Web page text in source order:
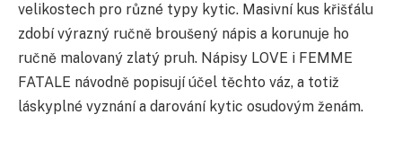
velikostech pro různé typy kytic. Masivní kus křišťálu
zdobí výrazný ručně broušený nápis a korunuje ho
ručně malovaný zlatý pruh. Nápisy LOVE i FEMME
FATALE návodně popisují účel těchto váz, a totiž
láskyplné vyznání a darování kytic osudovým ženám.